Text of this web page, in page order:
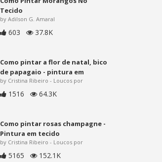
Tecido
by Adilson G. Amaral
603 37.8K
Como pintar a flor de natal, bico
de papagaio - pintura em
by Cristina Ribeiro - Loucos por
1516 64.3K
Como pintar rosas champagne -
Pintura em tecido
by Cristina Ribeiro - Loucos por
5165 152.1K